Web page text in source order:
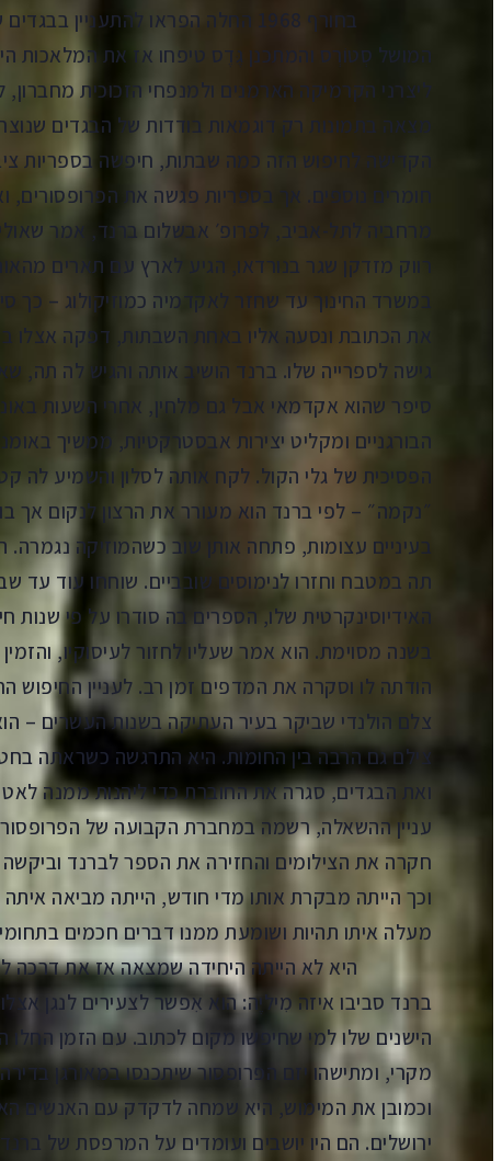
בחורף 1968 החלה הפראו להתעניין
המושל סְטוֹרְס והמתכנן גֶּדֶס טיפחו אז את המלאכות
ליצרני הקרמיקה הארמנים ולמנפחי הזכוכית מחברון,
מצאה בתמונות רק דוגמאות בודדות של הבגדים
הקדישה לחיפוש הזה כמה שבתות, חיפשה בספריות
חומרים נוספים. אך בספריות פגשה את
מרחביה לתל-אביב, לפרופ׳ אבשלום ברנד, אמר
רווק מזדקן שגר בנורדאו, הגיע לארץ עם תארים
במשרד החינוך עד שחזר לאקדמיה כמוזיקולוג – כך
את הכתובת ונסעה אליו באחת השבתות, דפקה
גישה לספרייה שלו. ברנד הושיב אותה והגיש לה תה,
סיפר שהוא אקדמאי אבל גם מלחין, אחרי השעות
הבורגניים ומקליט יצירות אבסטרקטיות, ממשיך
הפסיכית של גלי הקול. לקח אותה לסלון והשמיע
״נקמה״ – לפי ברנד הוא מעורר את הרצון לנקום אך
בעיניים עצומות, פתחה אותן שוב כשהמוזיקה
תה במטבח וחזרו לנימוסים שובביים. שוחחו עוד עד
האידיוסינקרטית שלו, הספרים בה סודרו על פי
בשנה מסוימת. הוא אמר שעליו לחזור לעיסוקיו,
הודתה לו וסקרה את המדפים זמן רב. לעניין החיפוש
צלם הולנדי שביקר בעיר העתיקה בשנות העשרים –
צילם גם הרבה בין החומות. היא התרגשה כשראתה
ואת הבגדים, סגרה את החוברת כדי ליהנות ממנה
עניין ההשאלה, רשמה במחברת הקבועה של
חקרה את הצילומים והחזירה את הספר לברנד
וכך הייתה מבקרת אותו מדי חודש, הייתה מביאה איתה
מעלה איתו תהיות ושומעת ממנו דברים חכמים בתחומי
היא לא הייתה היחידה שמצאה אז את דרכה
ברנד סביבו איזה מִיליֶה: הוא אִפשר לצעירים לנגן
הישנים שלו למי שחיפשו מקום לכתוב. עם הזמן
מקרי, ומתישהו יזם הפרופסור שיתכנסו במאורגן
וכמובן את המימוש, היא שמחה לדקדק עם האנשים
ירושלים. הם היו יושבים ועומדים על המרפסת של